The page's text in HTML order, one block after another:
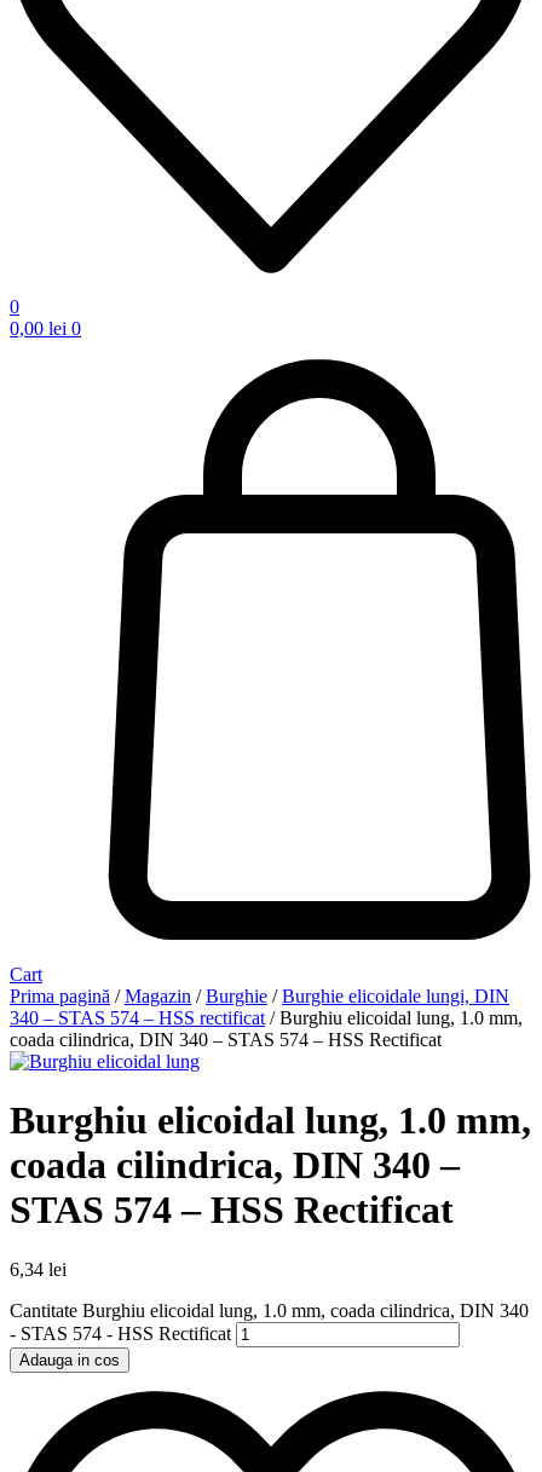
0
0,00 lei 0
Cart
Prima pagină /Magazin /Burghie /Burghie elicoidale lungi, DIN
340 – STAS 574 – HSS rectificat / Burghiu elicoidal lung, 1.0 mm,
coada cilindrica, DIN 340 – STAS 574 – HSS Rectificat
Burghiu elicoidal lung, 1.0 mm,
coada cilindrica, DIN 340 –
STAS 574 – HSS Rectificat
6,34 lei
Cantitate Burghiu elicoidal lung, 1.0 mm, coada cilindrica, DIN 340
- STAS 574 - HSS Rectificat
Adauga in cos